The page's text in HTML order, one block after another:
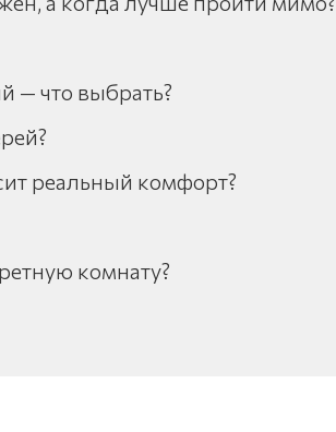
— что выбрать?
реальный комфорт?
комнату?